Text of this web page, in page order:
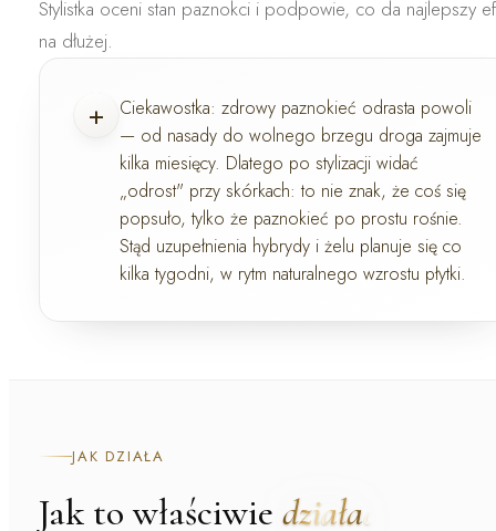
Stylistka oceni stan paznokci i podpowie, co da najlepszy
na dłużej.
+ Ciekawostka: zdrowy paznokieć odrasta powoli
— od nasady do wolnego brzegu droga zajmuje
kilka miesięcy. Dlatego po stylizacji widać
„odrost" przy skórkach: to nie znak, że coś się
popsuło, tylko że paznokieć po prostu rośnie.
Stąd uzupełnienia hybrydy i żelu planuje się co
kilka tygodni, w rytm naturalnego wzrostu płytki.
JAK DZIAŁA
Jak to właściwie działa